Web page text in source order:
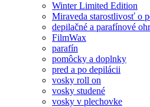
Winter Limited Edition
Miraveda starostlivosť o
depilačné a parafínové
FilmWax
parafín
pomôcky a doplnky
pred a po depilácii
vosky roll on
vosky studené
vosky v plechovke